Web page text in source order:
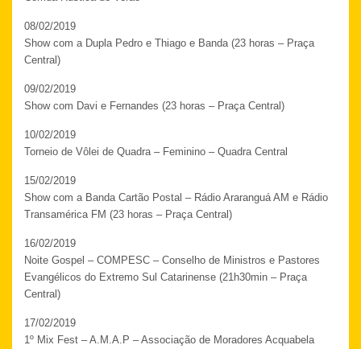
08/02/2019
Show com a Dupla Pedro e Thiago e Banda (23 horas – Praça
Central)
09/02/2019
Show com Davi e Fernandes (23 horas – Praça Central)
10/02/2019
Torneio de Vôlei de Quadra – Feminino – Quadra Central
15/02/2019
Show com a Banda Cartão Postal – Rádio Araranguá AM e Rádio
Transamérica FM (23 horas – Praça Central)
16/02/2019
Noite Gospel – COMPESC – Conselho de Ministros e Pastores
Evangélicos do Extremo Sul Catarinense (21h30min – Praça
Central)
17/02/2019
1º Mix Fest – A.M.A.P – Associação de Moradores Acquabela